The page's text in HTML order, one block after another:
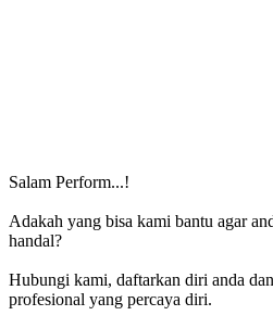
Salam Perform...!
Adakah yang bisa kami bantu agar
handal?
Hubungi kami, daftarkan diri anda
profesional yang percaya diri.